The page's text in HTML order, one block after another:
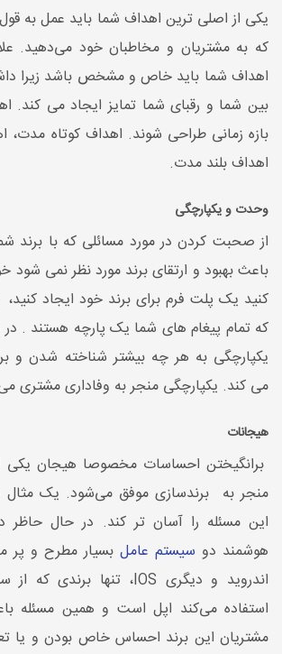
یکی از اصلی ترین اهداف شما باید عمل به
که به مشتریان و مخاطبان خود می‌دهید.
اهداف شما باید خاص و مشخص باشد
بین شما و رقبای شما تمایز ایجاد می کند.
بازه زمانی طراحی شوند. اهداف کوتاه
اهداف بلند مدت.
وحدت و یکپارچگی
از صحبت کردن در مورد مسائلی که با برند
باعث بهبود و ارتقای برند مورد نظر نمی شود
کنید یک پلت فرم برای برند خود ایجاد
که تمام پیغام های شما یک پارچه هستند . در
یکپارچگی به هر چه بیشتر شناخته شدن و
می کند. یکپارچگی منجر به وفاداری مشتری
هیجانات
برانگیختن احساسات مخصوصا هیجان یکی
منجر به برندسازی موفق می‌شود. یک مثال
این مسئله را آسان تر کند. در حال حاظر
هوشمند دو سیستم عامل بسیار مطرح و
استفاده می‌کند اپل است و همین مسئله
مشتریان این برند احساس خاص بودن و یا